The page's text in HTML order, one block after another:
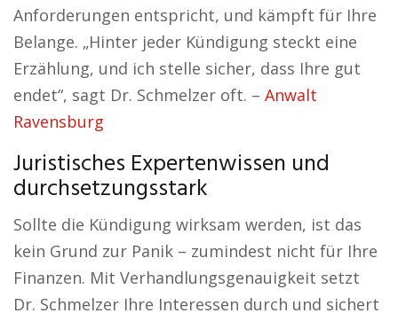
Anforderungen entspricht, und kämpft für Ihre
Belange. „Hinter jeder Kündigung steckt eine
Erzählung, und ich stelle sicher, dass Ihre gut
endet“, sagt Dr. Schmelzer oft. – Anwalt
Ravensburg
Juristisches Expertenwissen und
durchsetzungsstark
Sollte die Kündigung wirksam werden, ist das
kein Grund zur Panik – zumindest nicht für Ihre
Finanzen. Mit Verhandlungsgenauigkeit setzt
Dr. Schmelzer Ihre Interessen durch und sichert